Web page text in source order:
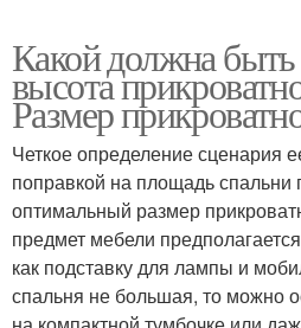
Какой должна быть
высота
Размер
Четкое определение сценария
поправкой на площадь спальни
оптимальный размер
предмет мебели
как подставку для лампы и
спальня не большая, то можно